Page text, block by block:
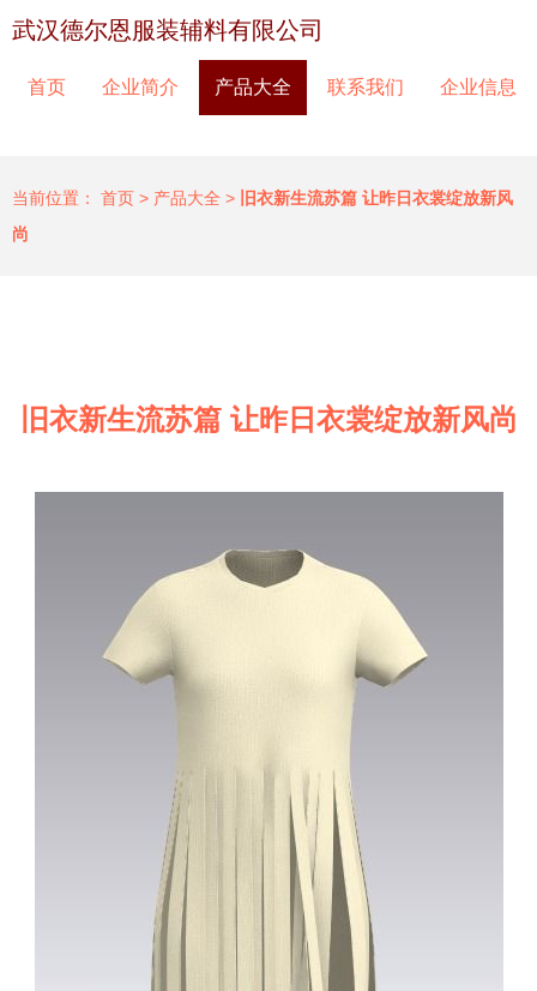
武汉德尔恩服装辅料有限公司
首页 企业简介 产品大全 联系我们 企业信息
当前位置： 首页 > 产品大全 >
旧衣新生流苏篇 让昨日衣裳绽放新风
尚
旧衣新生流苏篇 让昨日衣裳绽放新风尚